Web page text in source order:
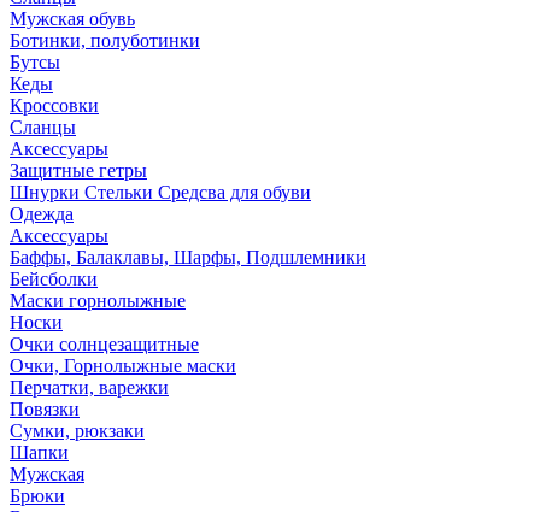
Мужская обувь
Ботинки, полуботинки
Бутсы
Кеды
Кроссовки
Сланцы
Аксессуары
Защитные гетры
Шнурки Стельки Средсва для обуви
Одежда
Аксессуары
Баффы, Балаклавы, Шарфы, Подшлемники
Бейсболки
Маски горнолыжные
Носки
Очки солнцезащитные
Очки, Горнолыжные маски
Перчатки, варежки
Повязки
Сумки, рюкзаки
Шапки
Мужская
Брюки